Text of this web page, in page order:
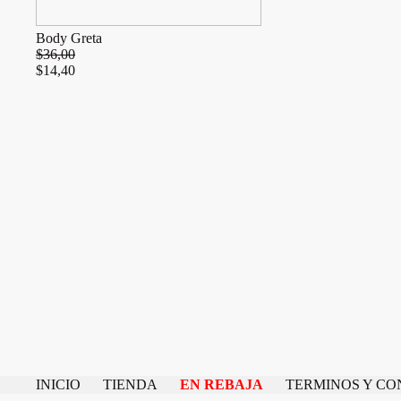
Body Greta
$36,00
$14,40
INICIO TIENDA EN REBAJA
TERMINOS Y